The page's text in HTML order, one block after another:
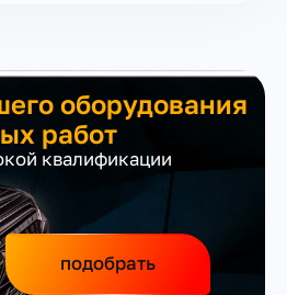
оборудования
работ
квалификации
подобрать